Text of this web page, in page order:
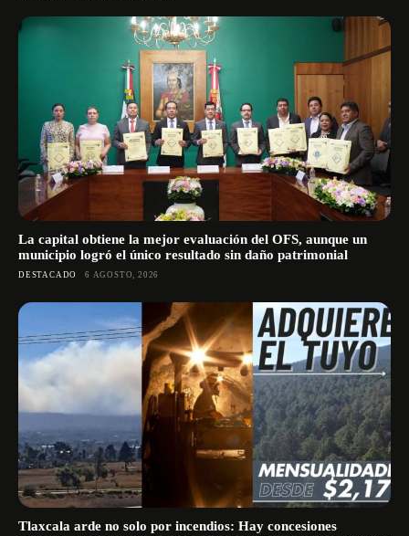
La capital obtiene la mejor evaluación del OFS, aunque un
municipio logró el único resultado sin daño patrimonial
DESTACADO 6 AGOSTO, 2026
Tlaxcala arde no solo por incendios: Hay concesiones